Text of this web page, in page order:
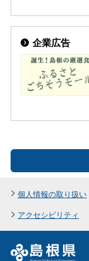
企業広告
個人情報の取り扱い
アクセシビリティ